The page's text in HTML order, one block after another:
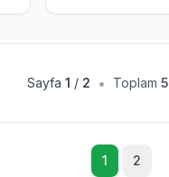
Sayfa 1 / 2 • Toplam
1 2